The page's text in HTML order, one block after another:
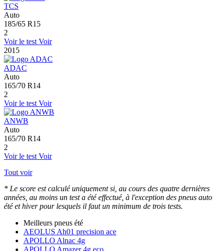
TCS
Auto
185/65 R15
2
Voir le test Voir
2015
ADAC
Auto
165/70 R14
2
Voir le test Voir
ANWB
Auto
165/70 R14
2
Voir le test Voir
Tout voir
* Le score est calculé uniquement si, au cours des quatre dernières
années, au moins un test a été effectué, à l'exception des pneus auto
été et hiver pour lesquels il faut un minimum de trois tests.
Meilleurs pneus été
AEOLUS Ah01 precision ace
APOLLO Alnac 4g
APOLLO Amazer 4g eco